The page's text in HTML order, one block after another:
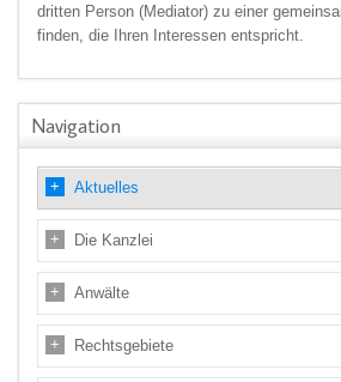
Read more
dritten Person (Mediator) zu einer
finden, die Ihren Interessen entspricht.
Navigation
Aktuelles
Die Kanzlei
Anwälte
Rechtsgebiete